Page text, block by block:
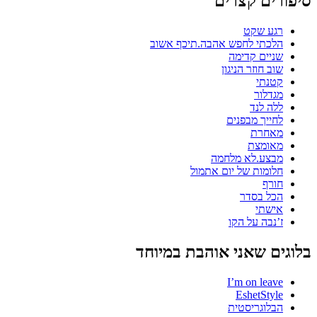
רגע שקט
הלכתי לחפש אהבה.תיכף אשוב
שניים קדימה
שוב חוזר הניגון
קטנתי
מגדלור
ללה לנד
לחייך מבפנים
מאחרת
מאומצת
מבצע.לא מלחמה
חלומות של יום אתמול
חורף
הכל בסדר
אישתי
ז’נבה על הקו
בלוגים שאני אוהבת במיוחד
I’m on leave
EshetStyle
הבלוגריסטית